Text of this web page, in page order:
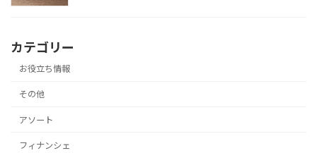
カテゴリー
お役立ち情報
その他
アソート
フィナンシェ